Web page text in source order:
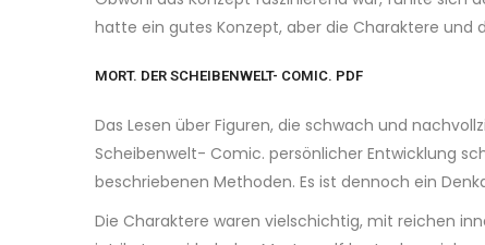
hatte ein gutes Konzept, aber die Charaktere
MORT. DER SCHEIBENWELT- COMIC. PDF
Das Lesen über Figuren, die schwach und
Scheibenwelt- Comic. persönlicher Entwicklung
beschriebenen Methoden. Es ist dennoch ein
Die Charaktere waren vielschichtig, mit reichen